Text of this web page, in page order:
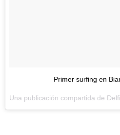
Primer surfing en